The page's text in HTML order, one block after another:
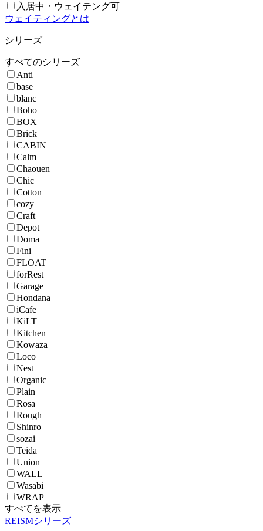
入居中・ウェイテング可
ウェイティングとは
シリーズ
すべてのシリーズ
Anti
base
blanc
Boho
BOX
Brick
CABIN
Calm
Chaouen
Chic
Cotton
cozy
Craft
Depot
Doma
Fini
FLOAT
forRest
Garage
Hondana
iCafe
KiLT
Kitchen
Kowaza
Loco
Nest
Organic
Plain
Rosa
Rough
Shinro
sozai
Teida
Union
WALL
Wasabi
WRAP
すべてを表示
REISMシリーズ